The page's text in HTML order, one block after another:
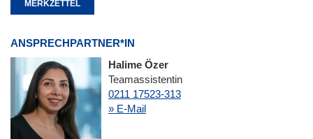
MERKZETTEL
ANSPRECHPARTNER*IN
Halime Özer
Teamassistentin
0211 17523-313
» E-Mail